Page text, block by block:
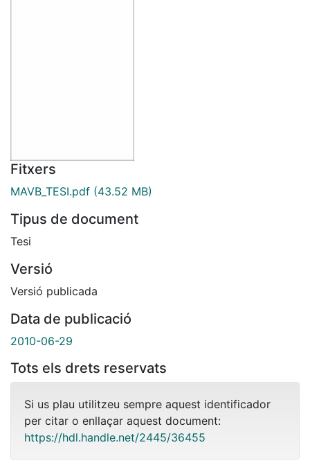
Fitxers
MAVB_TESI.pdf (43.52 MB)
Tipus de document
Tesi
Versió
Versió publicada
Data de publicació
2010-06-29
Tots els drets reservats
Si us plau utilitzeu sempre aquest identificador
per citar o enllaçar aquest document:
https://hdl.handle.net/2445/36455